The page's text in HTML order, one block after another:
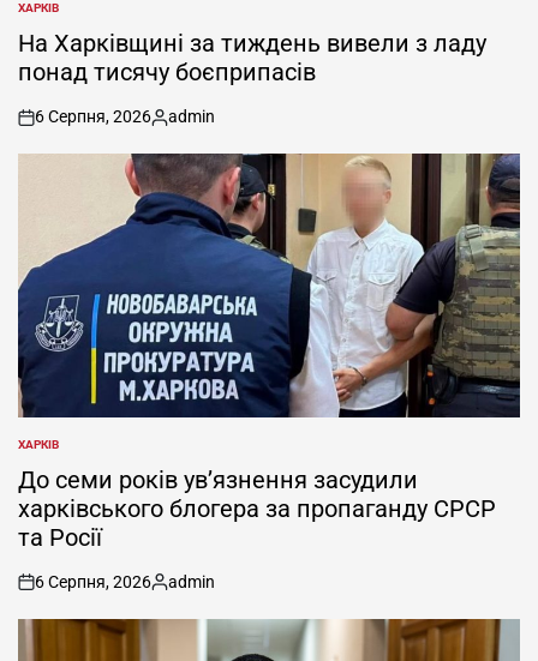
ОПУБЛІКУВАТИ
У
ХАРКІВ
На Харківщині за тиждень вивели з ладу
понад тисячу боєприпасів
on
6 Серпня, 2026
Опубліковано
admin
ОПУБЛІКУВАТИ
У
ХАРКІВ
До семи років ув’язнення засудили
харківського блогера за пропаганду СРСР
та Росії
on
6 Серпня, 2026
Опубліковано
admin